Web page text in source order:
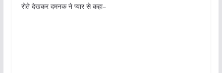
रोते देखकर दमनक ने प्यार से कहा–